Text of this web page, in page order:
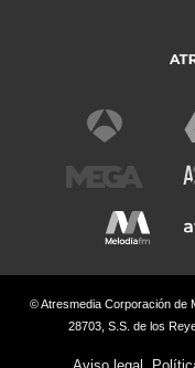
© Atresmedia Corporación de
28703, S.S. de los